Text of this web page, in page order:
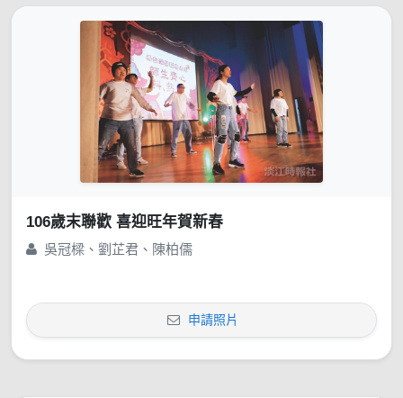
106歲末聯歡 喜迎旺年賀新春
吳冠樑、劉芷君、陳柏儒
申請照片